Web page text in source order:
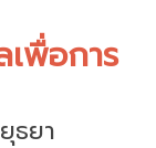
พื่อการ
ธยา